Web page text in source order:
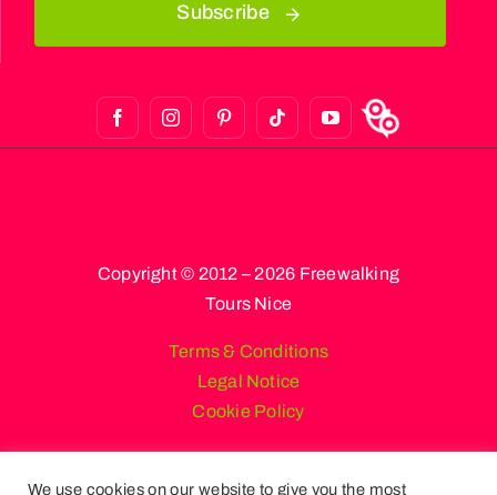
Subscribe
Copyright © 2012 – 2026 Freewalking
Tours Nice
Terms & Conditions
Legal Notice
Cookie Policy
We use cookies on our website to give you the most